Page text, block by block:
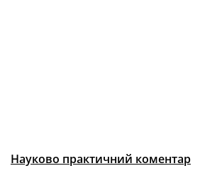
Науково практичний коментар